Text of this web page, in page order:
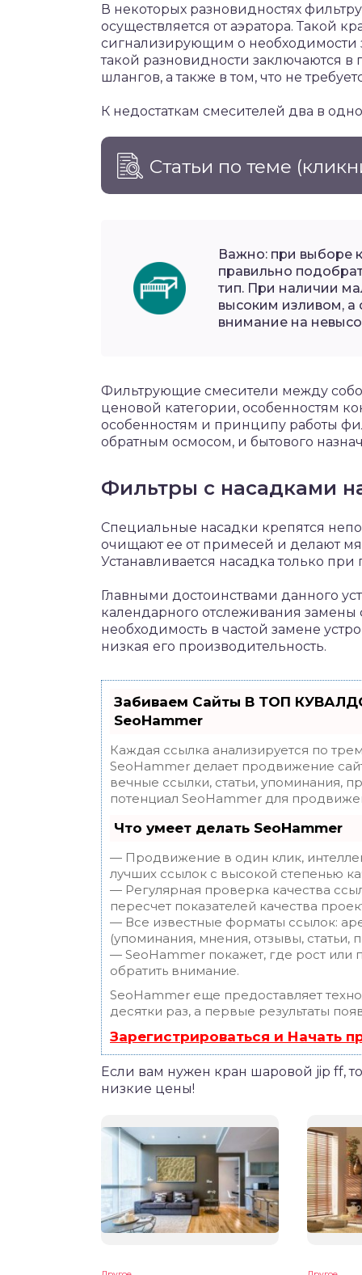
В некоторых разновидностях
осуществляется от аэратора. Такой
сигнализирующим о необходимости
такой разновидности заключаются в
шлангов, а также в том, что не
К недостаткам смесителей два в
Статьи по теме
Важно: при выборе
правильно
тип. При наличии
высоким изливом, а
внимание на
Фильтрующие смесители между
ценовой категории, особенностям
особенностям и принципу работы
обратным осмосом, и бытового
Фильтры с насадками
Специальные насадки крепятся
очищают ее от примесей и делают
Устанавливается насадка только
Главными достоинствами данного
календарного отслеживания замены
необходимость в частой замене
низкая его производительность.
Забиваем Сайты В ТОП
SeoHammer
Каждая ссылка анализируется по
SeoHammer делает продвижение
вечные ссылки, статьи, упоминания,
потенциал SeoHammer для
Что умеет делать SeoHammer
— Продвижение в один клик,
лучших ссылок с высокой степенью
— Регулярная проверка качества
пересчет показателей качества
— Все известные форматы ссылок:
(упоминания, мнения, отзывы, статьи,
— SeoHammer покажет, где рост или
обратить внимание.
SeoHammer еще предоставляет
десятки раз, а первые результаты
Зарегистрироваться и Начать
Если вам нужен кран шаровой jip ff,
низкие цены!